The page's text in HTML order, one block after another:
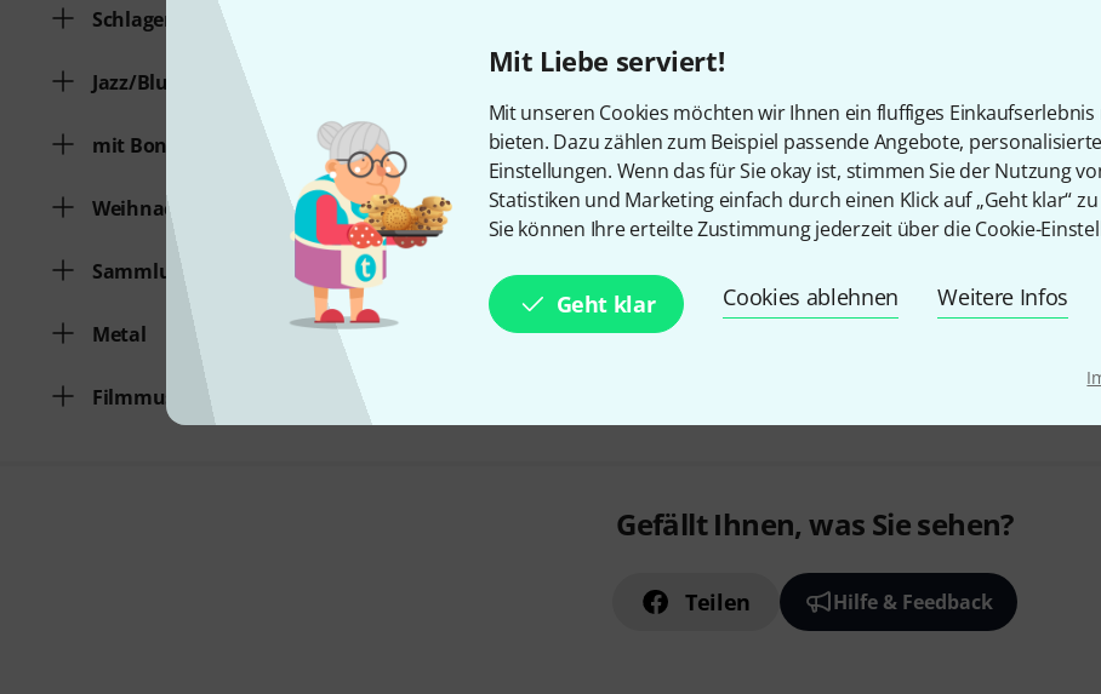
Mit Liebe serviert!
Mit unseren Cookies möchten wir Ihnen ein fluffiges
bieten. Dazu zählen zum Beispiel passende Angebote,
Einstellungen. Wenn das für Sie okay ist, stimmen Sie der Nutzung
Statistiken und Marketing einfach durch einen Klick auf „Geht klar“ zu
Sie können Ihre erteilte Zustimmung jederzeit über die Cookie-
Geht klar Cookies ablehnen Weitere Infos
Schlager/Volksmusik
Jazz/Blues
mit Bonus-Audio/Video
Weihnachtslieder
Sammlung verschiedener Genres
Metal
Filmmusik/Musical
Gefällt Ihnen, was Sie sehen?
Teilen Hilfe & Feedback